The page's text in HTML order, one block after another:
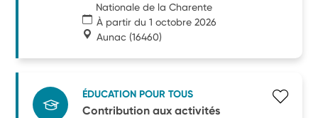
Nationale de la Charente
À partir du 1 octobre 2026
Aunac (16460)
ÉDUCATION POUR TOUS
Contribution aux activités